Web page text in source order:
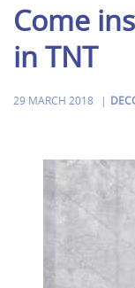
Come
in TNT
29 MARCH 2018